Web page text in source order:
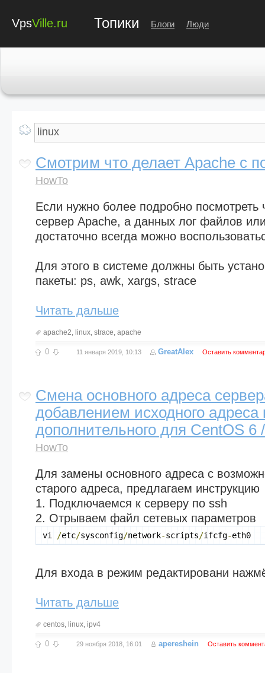
VpsVille.ru Топики Блоги Люди
Смотрим что делает Apache с
HowTo
Если нужно более подробно посмотреть
сервер Apache, а данных лог файлов
достаточно всегда можно
Для этого в системе должны быть
пакеты: ps, awk, xargs, strace
Читать дальше
apache2, linux, strace, apache
0 11 января 2019, 10:13 GreatAlex Оставить
Смена основного адреса
добавлением исходного адреса
дополнительного для CentOS 6
HowTo
Для замены основного адреса с
старого адреса, предлагаем инструкцию
1. Подключаемся к серверу по ssh
2. Отрываем файл сетевых параметров
vi /etc/sysconfig/network-scripts/ifcfg-eth0
Для входа в режим редактировани
Читать дальше
centos, linux, ipv4
0 29 ноября 2018, 16:01 apereshein Оставить